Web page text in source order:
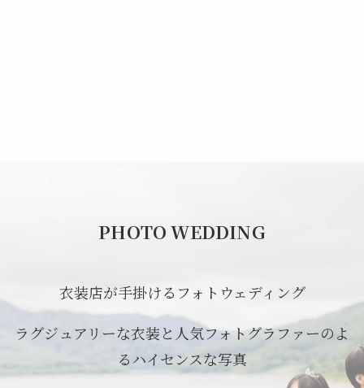
PHOTO WEDDING
衣装店が手掛けるフォトウェディング
ラグジュアリーな衣装と人気フォトグラファーのよ
るハイセンスな写真